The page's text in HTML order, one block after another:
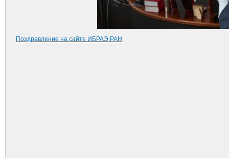
Поздравление на сайте ИБРАЭ РАН